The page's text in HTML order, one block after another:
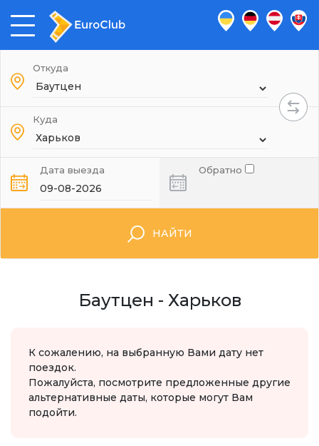
Откуда
Куда
Дата выезда Обратно
НАЙТИ
Баутцен - Харьков
К сожалению, на выбранную Вами дату нет
поездок.
Пожалуйста, посмотрите предложенные другие
альтернативные даты, которые могут Вам
подойти.